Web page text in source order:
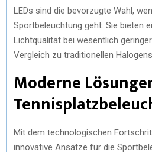
LEDs sind die bevorzugte Wahl,
Sportbeleuchtung geht. Sie bieten
Lichtqualität bei wesentlich
Vergleich zu traditionellen
Moderne
Mit dem technologischen
innovative Ansätze für die